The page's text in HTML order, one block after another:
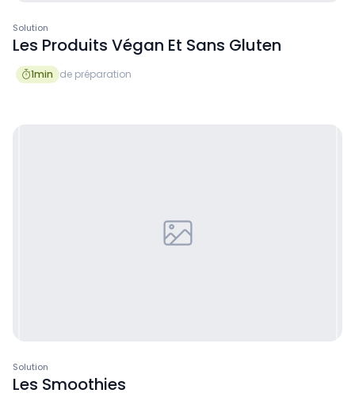
Solution
Les Produits Végan Et Sans Gluten
1min de préparation
Solution
Les Smoothies